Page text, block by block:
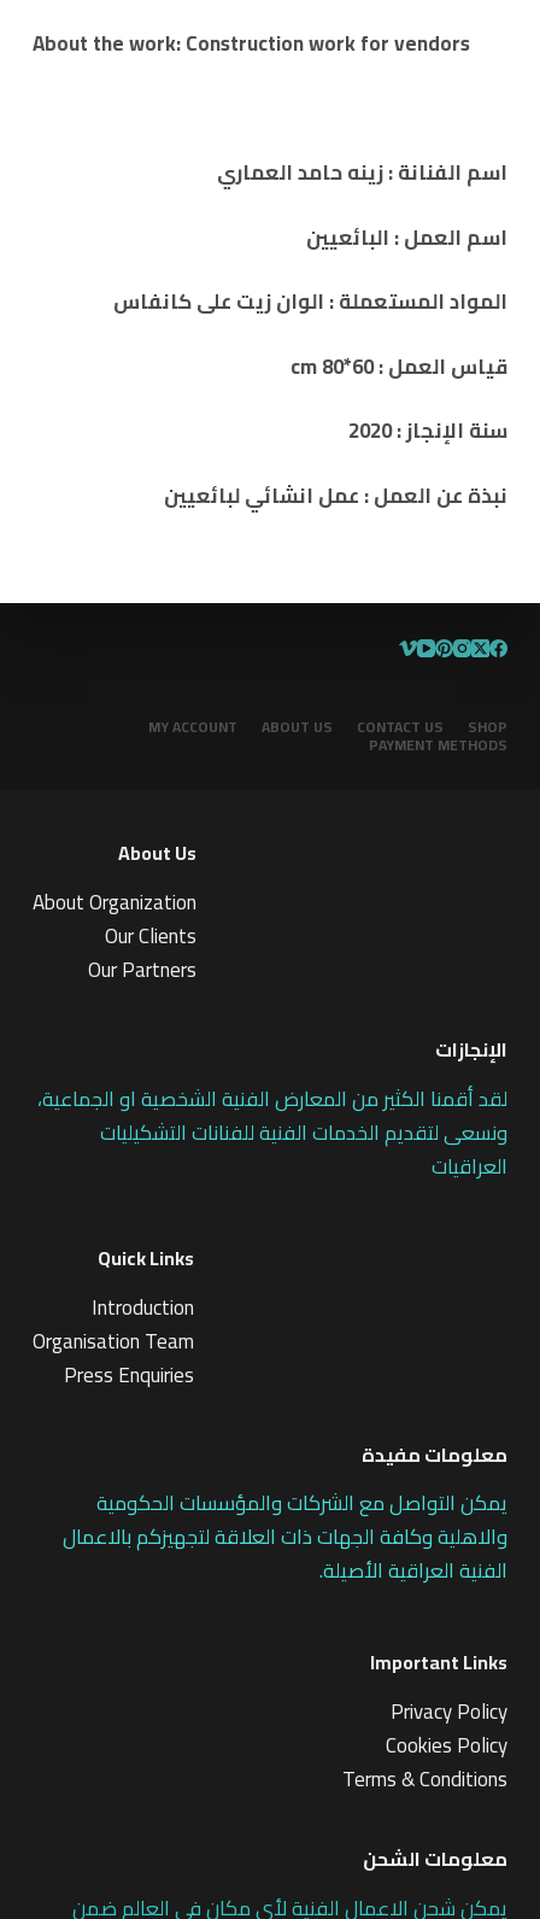
About the work: Construction work for vendors
اسم الفنانة : زينه حامد العماري
اسم العمل : البائعيين
المواد المستعملة : الوان زيت على كانفاس
قياس العمل : 60*80 cm
سنة الإنجاز : 2020
نبذة عن العمل : عمل انشائي لبائعيين
SHOP
CONTACT US
ABOUT US
MY ACCOUNT
PAYMENT METHODS
About Us
About Organization
Our Clients
Our Partners
الإنجازات
لقد أقمنا الكثير من المعارض الفنية الشخصية او الجماعية،
ونسعى لتقديم الخدمات الفنية للفنانات التشكيليات
العراقيات
Quick Links
Introduction
Organisation Team
Press Enquiries
معلومات مفيدة
يمكن التواصل مع الشركات والمؤسسات الحكومية
والاهلية وكافة الجهات ذات العلاقة لتجهيزكم بالاعمال
الفنية العراقية الأصيلة.
Important Links
Privacy Policy
Cookies Policy
Terms & Conditions
معلومات الشحن
يمكن شحن الاعمال الفنية لأي مكان في العالم ضمن